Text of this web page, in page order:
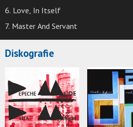
6. Love, In Itself
7. Master And Servant
Diskografie